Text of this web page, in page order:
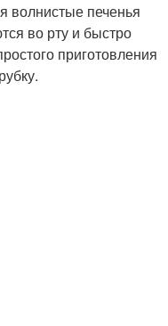
волнистые печенья
во рту и быстро
приготовления